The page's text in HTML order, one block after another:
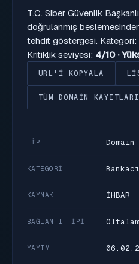
T.C. Siber Güvenlik
doğrulanmış beslemesinden
tehdit göstergesi. Kategori:
Kritiklik seviyesi: 4/10 ·
URL'I KOPYALA
TÜM DOMAIN KAYITLARI
TIP Domain
KATEGORI
KAYNAK İHBAR
BAĞLANTI TIPI
YAYIM